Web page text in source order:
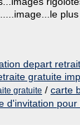
depart
gratuite
gratuite / carte
d'invitation pour